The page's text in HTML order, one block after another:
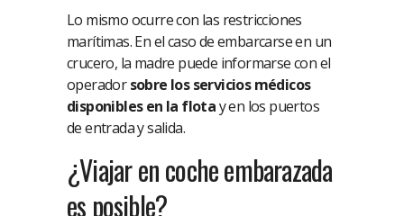
Lo mismo ocurre con las restricciones
marítimas. En el caso de embarcarse en un
crucero, la madre puede informarse con el
operadorsobre los servicios médicos
disponibles en la flotay en los puertos
de entrada y salida.
¿Viajar en coche embarazada
es posible?